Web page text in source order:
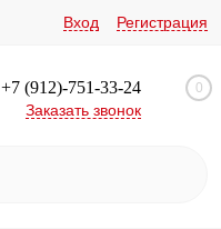
Вход Регистрация
+7 (912)-751-33-24
Заказать звонок
0